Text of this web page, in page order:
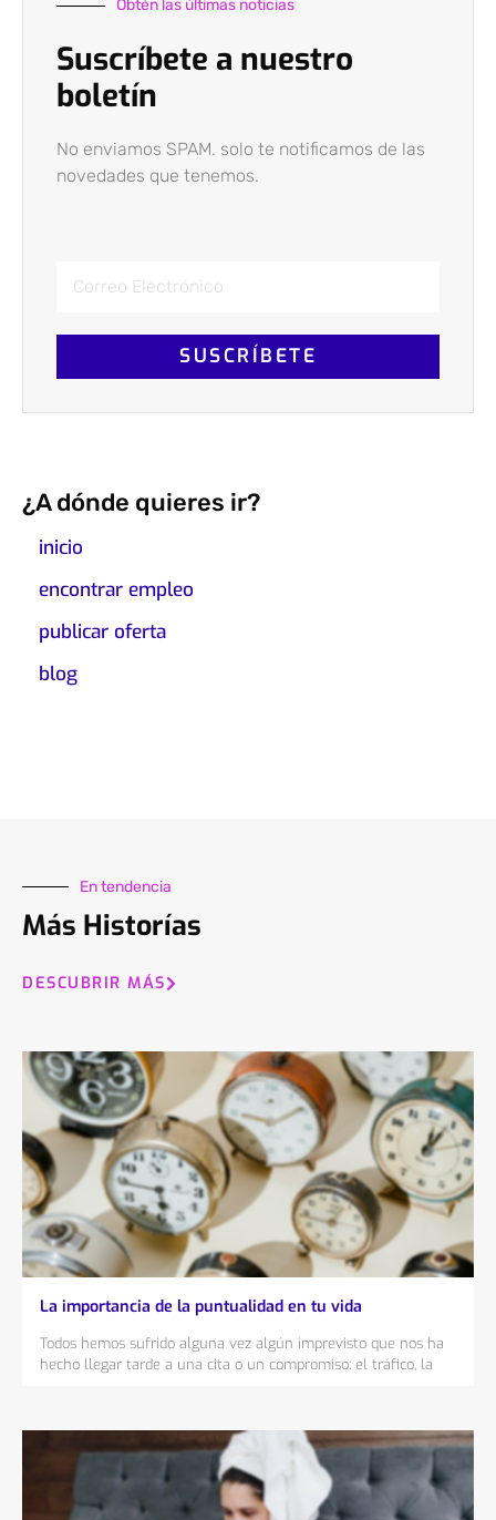
Obtén las últimas noticias
Suscríbete a nuestro
boletín
No enviamos SPAM. solo te notificamos de las
novedades que tenemos.
SUSCRÍBETE
¿A dónde quieres ir?
inicio
encontrar empleo
publicar oferta
blog
En tendencia
Más Historías
DESCUBRIR MÁS
La importancia de la puntualidad en tu vida
Todos hemos sufrido alguna vez algún imprevisto que nos ha
hecho llegar tarde a una cita o un compromiso: el tráfico, la